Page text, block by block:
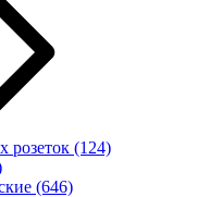
розеток (124)
(646)